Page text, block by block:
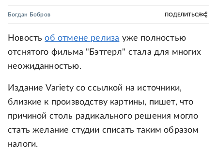
Богдан Бобров ПОДЕЛИТЬСЯ
Новостьоб отмене релиза уже полностью
отснятого фильма "Бэтгерл" стала для многих
неожиданностью.
Издание Variety со ссылкой на источники,
близкие к производству картины, пишет, что
причиной столь радикального решения могло
стать желание студии списать таким образом
налоги.